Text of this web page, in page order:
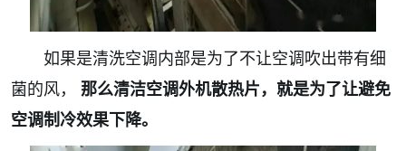
如果是清洗空调内部是为了不让空调吹出带有细
菌的风， 那么清洁空调外机散热片，就是为了让避免
空调制冷效果下降。